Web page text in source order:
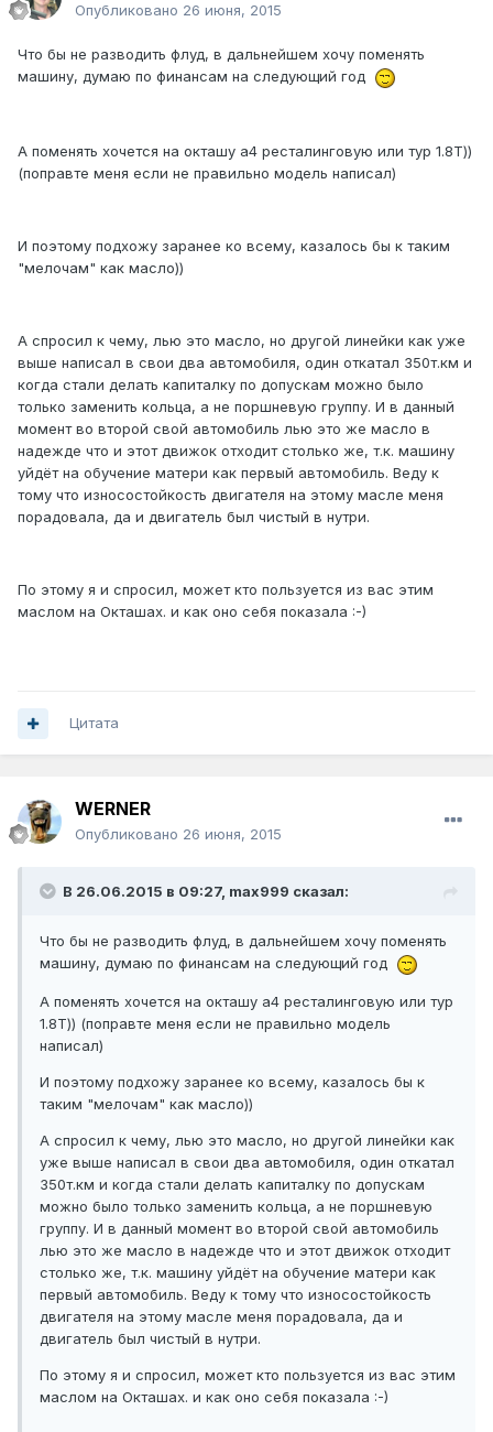
Опубликовано 26 июня, 2015
Что бы не разводить флуд, в дальнейшем хочу поменять
машину, думаю по финансам на следующий год
А поменять хочется на окташу а4 ресталинговую или тур 1.8Т))
(поправте меня если не правильно модель написал)
И поэтому подхожу заранее ко всему, казалось бы к таким
"мелочам" как масло))
А спросил к чему, лью это масло, но другой линейки как уже
выше написал в свои два автомобиля, один откатал 350т.км и
когда стали делать капиталку по допускам можно было
только заменить кольца, а не поршневую группу. И в данный
момент во второй свой автомобиль лью это же масло в
надежде что и этот движок отходит столько же, т.к. машину
уйдёт на обучение матери как первый автомобиль. Веду к
тому что износостойкость двигателя на этому масле меня
порадовала, да и двигатель был чистый в нутри.
По этому я и спросил, может кто пользуется из вас этим
маслом на Окташах. и как оно себя показала :-)
Цитата
WERNER
Опубликовано 26 июня, 2015
В 26.06.2015 в 09:27, max999 сказал:
Что бы не разводить флуд, в дальнейшем хочу поменять
машину, думаю по финансам на следующий год
А поменять хочется на окташу а4 ресталинговую или тур
1.8Т)) (поправте меня если не правильно модель
написал)
И поэтому подхожу заранее ко всему, казалось бы к
таким "мелочам" как масло))
А спросил к чему, лью это масло, но другой линейки как
уже выше написал в свои два автомобиля, один откатал
350т.км и когда стали делать капиталку по допускам
можно было только заменить кольца, а не поршневую
группу. И в данный момент во второй свой автомобиль
лью это же масло в надежде что и этот движок отходит
столько же, т.к. машину уйдёт на обучение матери как
первый автомобиль. Веду к тому что износостойкость
двигателя на этому масле меня порадовала, да и
двигатель был чистый в нутри.
По этому я и спросил, может кто пользуется из вас этим
маслом на Окташах. и как оно себя показала :-)